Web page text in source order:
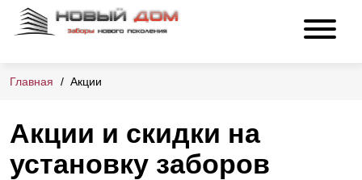
Главная Акции
Акции и скидки на
установку заборов